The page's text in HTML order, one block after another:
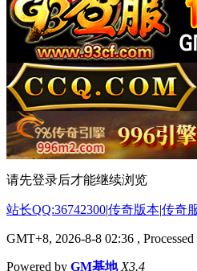
请先登录后才能继续浏览
站长QQ:36742300|传奇版本|传奇
GMT+8, 2026-8-8 02:36 ,
Powered by GM基地 X3.4